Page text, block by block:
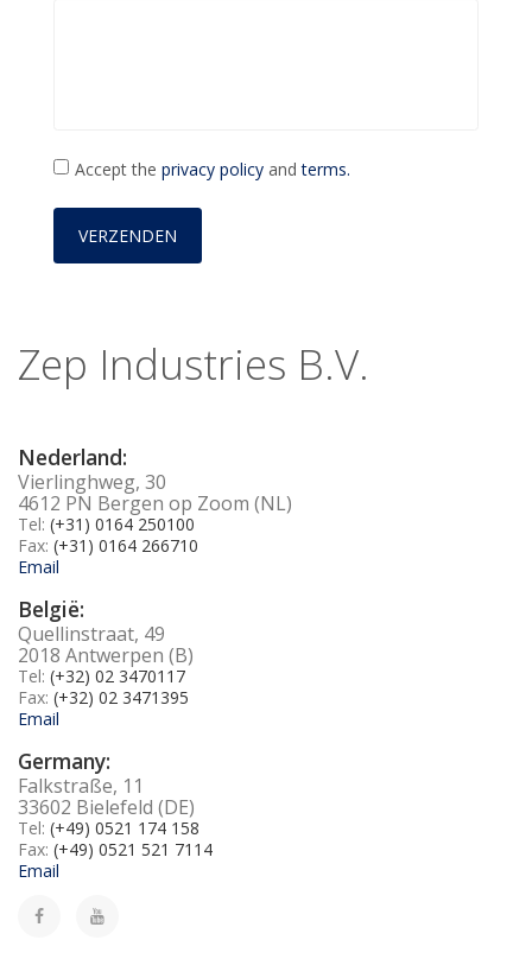
Accept the privacy policyandterms.
Zep Industries B.V.
Nederland:
Vierlinghweg, 30
4612 PN Bergen op Zoom (NL)
Tel: (+31) 0164 250100
Fax: (+31) 0164 266710
Email
België:
Quellinstraat, 49
2018 Antwerpen (B)
Tel: (+32) 02 3470117
Fax: (+32) 02 3471395
Email
Germany:
Falkstraße, 11
33602 Bielefeld (DE)
Tel: (+49) 0521 174 158
Fax: (+49) 0521 521 7114
Email